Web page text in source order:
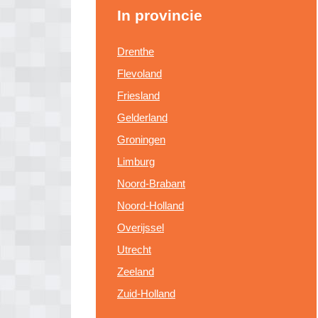
In provincie
Drenthe
Flevoland
Friesland
Gelderland
Groningen
Limburg
Noord-Brabant
Noord-Holland
Overijssel
Utrecht
Zeeland
Zuid-Holland